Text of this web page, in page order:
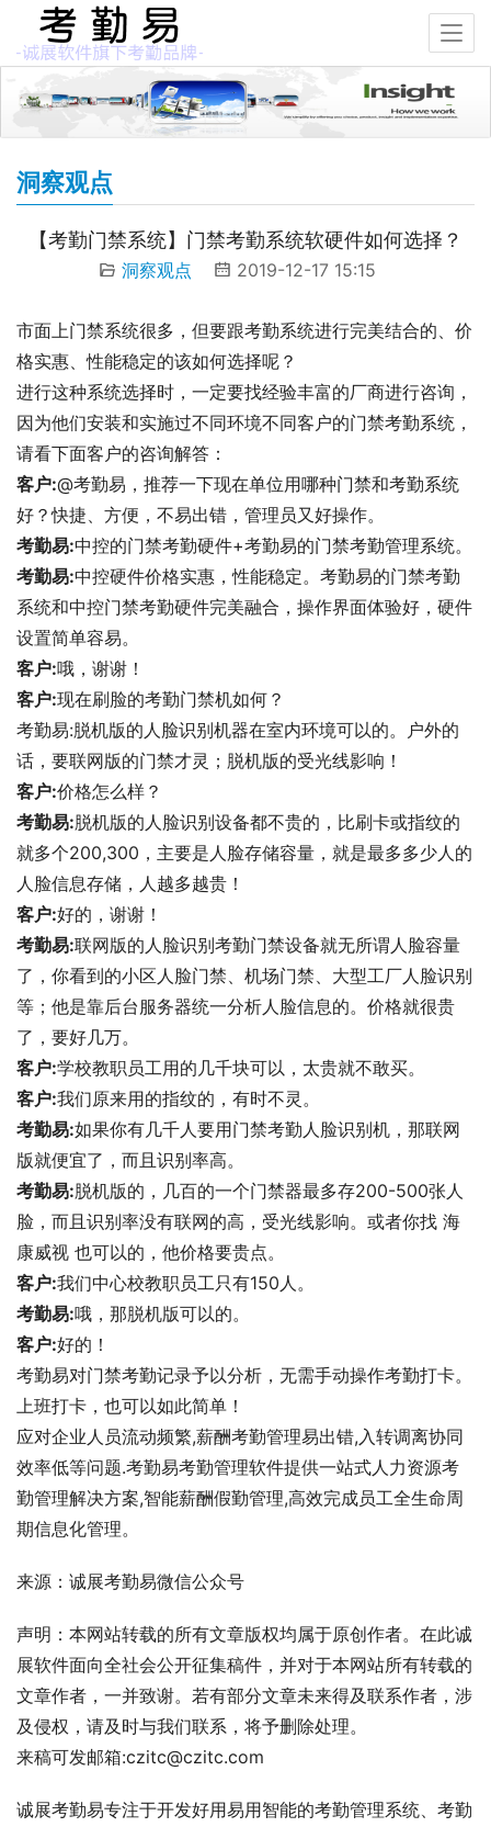
洞察观点
【考勤门禁系统】门禁考勤系统软硬件如何选择？
洞察观点 2019-12-17 15:15
市面上门禁系统很多，但要跟考勤系统进行完美结合的、价
格实惠、性能稳定的该如何选择呢？
进行这种系统选择时，一定要找经验丰富的厂商进行咨询，
因为他们安装和实施过不同环境不同客户的门禁考勤系统，
请看下面客户的咨询解答：
客户:@考勤易，推荐一下现在单位用哪种门禁和考勤系统
好？快捷、方便，不易出错，管理员又好操作。
考勤易:中控的门禁考勤硬件+考勤易的门禁考勤管理系统。
考勤易:中控硬件价格实惠，性能稳定。考勤易的门禁考勤
系统和中控门禁考勤硬件完美融合，操作界面体验好，硬件
设置简单容易。
客户:哦，谢谢！
客户:现在刷脸的考勤门禁机如何？
考勤易:脱机版的人脸识别机器在室内环境可以的。户外的
话，要联网版的门禁才灵；脱机版的受光线影响！
客户:价格怎么样？
考勤易:脱机版的人脸识别设备都不贵的，比刷卡或指纹的
就多个200,300，主要是人脸存储容量，就是最多多少人的
人脸信息存储，人越多越贵！
客户:好的，谢谢！
考勤易:联网版的人脸识别考勤门禁设备就无所谓人脸容量
了，你看到的小区人脸门禁、机场门禁、大型工厂人脸识别
等；他是靠后台服务器统一分析人脸信息的。价格就很贵
了，要好几万。
客户:学校教职员工用的几千块可以，太贵就不敢买。
客户:我们原来用的指纹的，有时不灵。
考勤易:如果你有几千人要用门禁考勤人脸识别机，那联网
版就便宜了，而且识别率高。
考勤易:脱机版的，几百的一个门禁器最多存200-500张人
脸，而且识别率没有联网的高，受光线影响。或者你找 海
康威视 也可以的，他价格要贵点。
客户:我们中心校教职员工只有150人。
考勤易:哦，那脱机版可以的。
客户:好的！
考勤易对门禁考勤记录予以分析，无需手动操作考勤打卡。
上班打卡，也可以如此简单！
应对企业人员流动频繁,薪酬考勤管理易出错,入转调离协同
效率低等问题.考勤易考勤管理软件提供一站式人力资源考
勤管理解决方案,智能薪酬假勤管理,高效完成员工全生命周
期信息化管理。
来源：诚展考勤易微信公众号
声明：本网站转载的所有文章版权均属于原创作者。在此诚
展软件面向全社会公开征集稿件，并对于本网站所有转载的
文章作者，一并致谢。若有部分文章未来得及联系作者，涉
及侵权，请及时与我们联系，将予删除处理。
来稿可发邮箱:czitc@czitc.com
诚展考勤易专注于开发好用易用智能的考勤管理系统、考勤